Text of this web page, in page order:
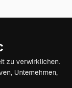
zu verwirklichen.
Unternehmen,